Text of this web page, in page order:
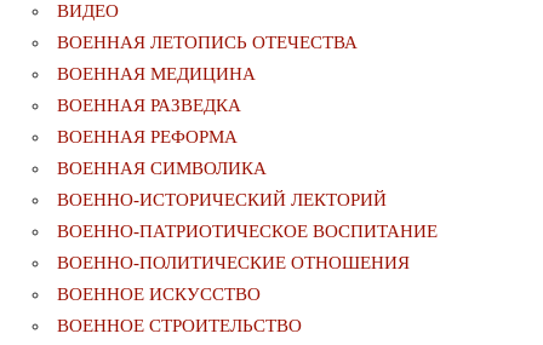
ВИДЕО
ВОЕННАЯ ЛЕТОПИСЬ ОТЕЧЕСТВА
ВОЕННАЯ МЕДИЦИНА
ВОЕННАЯ РАЗВЕДКА
ВОЕННАЯ РЕФОРМА
ВОЕННАЯ СИМВОЛИКА
ВОЕННО-ИСТОРИЧЕСКИЙ ЛЕКТОРИЙ
ВОЕННО-ПАТРИОТИЧЕСКОЕ ВОСПИТАНИЕ
ВОЕННО-ПОЛИТИЧЕСКИE ОТНОШЕНИЯ
ВОЕННОЕ ИСКУССТВО
ВОЕННОЕ СТРОИТЕЛЬСТВО